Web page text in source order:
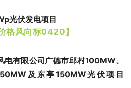
光伏发电项目
价格风向标0420】
电有限公司广德市邱村100MW、
及东亭150MW光伏项目